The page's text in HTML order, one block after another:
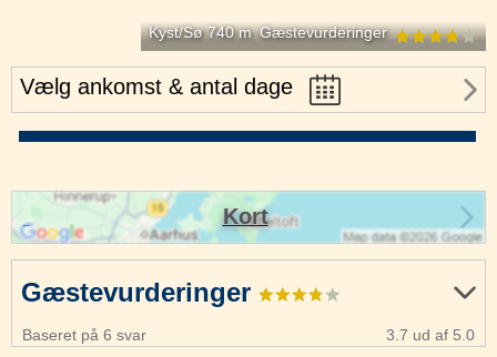
Kyst/Sø 740 m Gæstevurderinger
Vælg ankomst & antal dage
Gæstevurderinger
Baseret på 6 svar 3.7 ud af 5.0
Kort